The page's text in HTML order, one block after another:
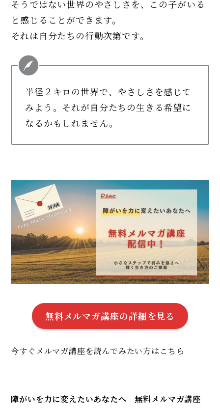
そうではない世界のやさしさを、この子がいる
と感じることができます。
それは自分たちの行動次第です。
半径２キロの世界で、やさしさを感じて
みよう。それが自分たちの生きる希望に
なるかもしれません。
無料メルマガ講座の詳細を見る
今すぐメルマガ講座を読んでみたい方はこちら
障がいを力に変えたいあなたへ 無料メルマガ講座